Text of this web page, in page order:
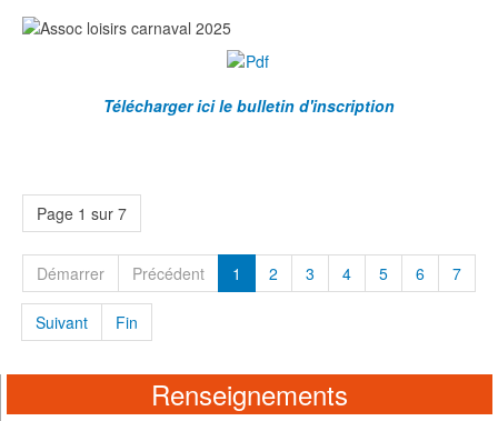
Télécharger ici le bulletin d'inscription
Page 1 sur 7
Démarrer Précédent 1 2 3 4 5 6 7
Suivant Fin
Renseignements